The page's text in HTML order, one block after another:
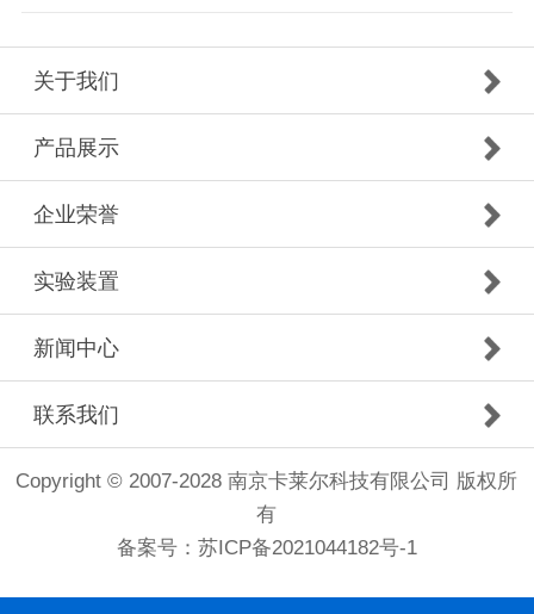
关于我们
产品展示
企业荣誉
实验装置
新闻中心
联系我们
Copyright © 2007-2028 南京卡莱尔科技有限公司 版权所
有
备案号： 苏ICP备2021044182号-1